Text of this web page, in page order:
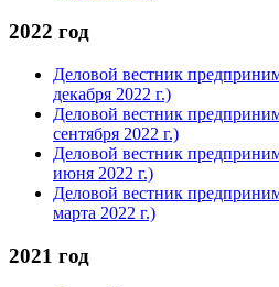
2022 год
Деловой вестник
декабря 2022 г.)
Деловой вестник
сентября 2022 г.)
Деловой вестник
июня 2022 г.)
Деловой вестник
марта 2022 г.)
2021 год